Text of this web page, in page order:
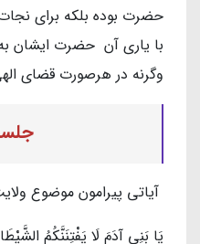
حضرت بوده بلکه برای نجات
با یاری آن حضرت ایشان
وگرنه در هرصورت قضای
آیاتی پیرامون موضوع
يَا بَنِي آدَمَ لَا يَفْتِنَنَّكُمُ